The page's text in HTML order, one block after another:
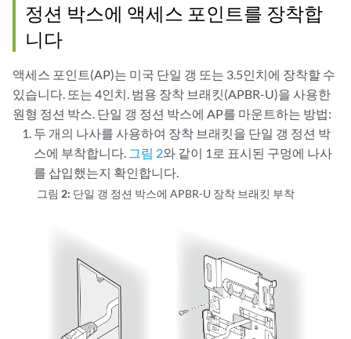
정션 박스에 액세스 포인트를 장착합
니다
액세스 포인트(AP)는 미국 단일 갱 또는 3.5인치에 장착할 수
있습니다. 또는 4인치. 범용 장착 브래킷(APBR-U)을 사용한
원형 정션 박스. 단일 갱 정션 박스에 AP를 마운트하는 방법:
두 개의 나사를 사용하여 장착 브래킷을 단일 갱 정션 박
스에 부착합니다. 그림 2와 같이 1로 표시된 구멍에 나사
를 삽입했는지 확인합니다.
그림 2: 단일 갱 정션 박스에 APBR-U 장착 브래킷 부착